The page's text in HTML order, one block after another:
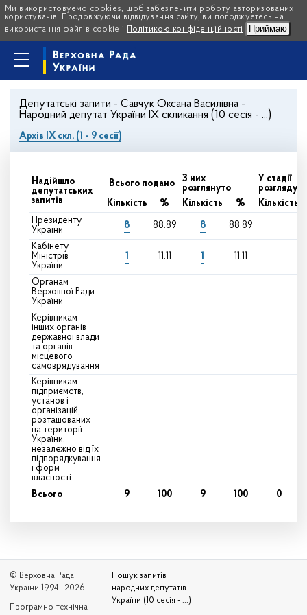
Ми використовуємо cookies, щоб забезпечити роботу авторизованих
користувачів. Продовжуючи відвідування сайту, ви погоджуєтесь на
використання файлів cookie і
Політикою конфіденційності Приймаю
Депутатські запити - Савчук Оксана Василівна -
Народний депутат України IX скликання (10 сесія - ...)
Архів IX скл. (1 - 9 сесії)
Надійшло
депутатських
запитів
Всього подано
З них
розглянуто
У стадії
розгляду
Кількість
% Кількість % Кількість
Президенту
України
8 88.89 8 88.89
Кабінету
Міністрів
України
1 11.11 1 11.11
Органам
Верховної Ради
України
Керівникам
інших органів
державної влади
та органів
місцевого
самоврядування
Керівникам
підприємств,
установ і
організацій,
розташованих
на території
України,
незалежно від їх
підпорядкування
і форм
власності
Всього
9 100 9 100 0
© Верховна Рада
України 1994—2026
Програмно-технічна
Пошук запитів
народних депутатів
України (10 сесія - ...)